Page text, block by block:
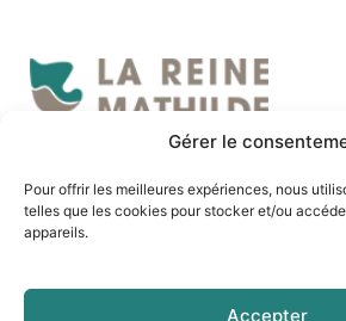
Gérer le
Pour offrir les meilleures expériences, nous
telles que les cookies pour stocker et/ou
appareils.
Accepter
Nous localiser